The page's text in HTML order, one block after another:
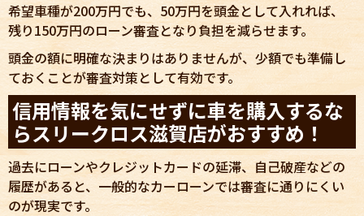
希望車種が200万円でも、50万円を頭金として入れれば、
残り150万円のローン審査となり負担を減らせます。
頭金の額に明確な決まりはありませんが、少額でも準備し
ておくことが審査対策として有効です。
信用情報を気にせずに車を購入するな
らスリークロス滋賀店がおすすめ！
過去にローンやクレジットカードの延滞、自己破産などの
履歴があると、一般的なカーローンでは審査に通りにくい
のが現実です。